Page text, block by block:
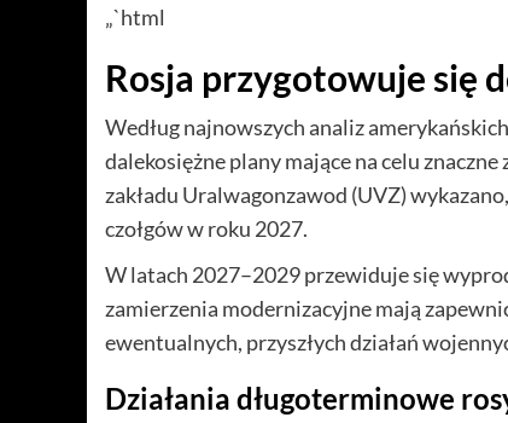
„`html
Rosja przygotowuje się
Według najnowszych analiz
dalekosiężne plany mające na celu
zakładu Uralwagonzawod (UVZ)
czołgów w roku 2027.
W latach 2027–2029 przewiduje się
zamierzenia modernizacyjne mają
ewentualnych, przyszłych działań
Działania długoterminowe